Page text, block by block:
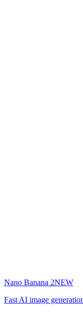
Nano Banana 2NEW
Fast AI image